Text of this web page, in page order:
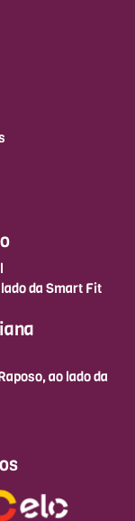
da Smart Fit
ao lado da